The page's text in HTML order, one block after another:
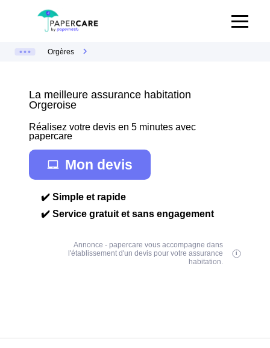
Orgères
La meilleure assurance habitation
Orgeroise
Réalisez votre devis en 5 minutes avec
papercare
Mon devis
✔️ Simple et rapide
✔️ Service gratuit et sans engagement
Annonce - papercare vous accompagne dans
l'établissement d'un devis pour votre assurance
habitation.